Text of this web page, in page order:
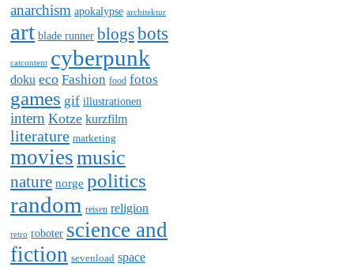
anarchism apokalypse architektur
art blade runner blogsbots
catcontent cyberpunk
doku eco Fashion food fotos
games gif illustrationen
intern Kotze kurzfilm
literature marketing
moviesmusic
nature norge politics
random reisen religion
retro roboter science and
fiction sevenload space